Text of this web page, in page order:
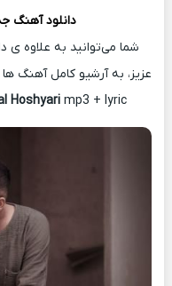
دانلود آهنگ
شما می‌توانید به علاوه ی
عزیز، به آرشیو کامل آهنگ
Hoshyari mp3 + lyric